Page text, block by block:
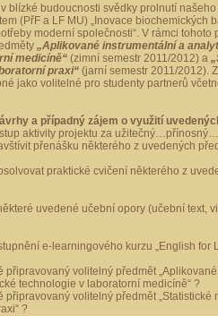
blízké budoucnosti svědky prolnutí
(PřF a LF MU) „Inovace biochemických
moderní společnosti“. V rámci tohoto
„Aplikované instrumentální a
medicíně“ (zimní semestr 2011/2012) a
praxi“ (jarní semestr 2011/2012).
jako volitelné pro studenty partnerů
a případný zájem o využití
aktivity projektu za
přenášku některého z uvedených
praktické cvičení některého z
uvedené učební opory (učební text,
e-learningového kurzu „English for
připravovaný volitelný předmět „Aplikované
technologie v laboratorní medicíně“ ?
připravovaný volitelný předmět „Statistické
?